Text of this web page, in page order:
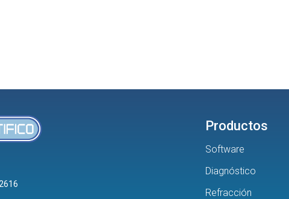
Productos
Software
Diagnóstico
Refracción